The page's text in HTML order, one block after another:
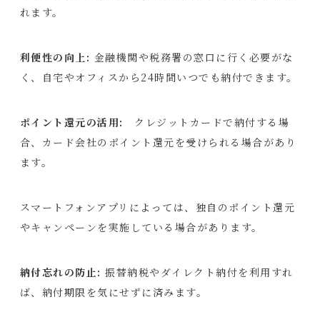
れます。
利便性の向上: 金融機関や税務署の窓口に行く必要がな
く、自宅やオフィスから24時間いつでも納付できます。
ポイント還元の活用:
クレジットカードで納付する場
合、カード会社のポイント還元を受けられる場合があり
ます。
スマートフォンアプリによっては、独自のポイント還元
やキャンペーンを実施している場合があります。
納付忘れの防止: 振替納税やダイレクト納付を利用すれ
ば、納付期限を気にせずに済みます。